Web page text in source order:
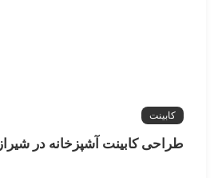
کابینت
طراحی کابینت آشپزخانه در شیراز